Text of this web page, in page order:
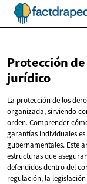
Protección
jurídico
La protección de los
organizada, sirviendo
orden. Comprender
garantías individuales
gubernamentales. Este
estructuras que
defendidos dentro del
regulación, la